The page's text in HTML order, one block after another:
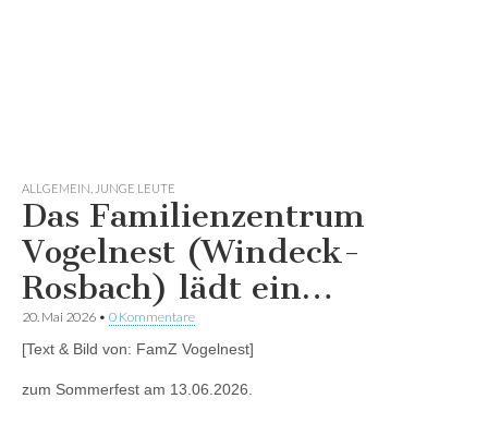
ALLGEMEIN JUNGE LEUTE
Das Familienzentrum
Vogelnest (Windeck-
Rosbach) lädt ein…
20. Mai 2026 • 0 Kommentare
[Text & Bild von: FamZ Vogelnest]
zum Sommerfest am 13.06.2026.